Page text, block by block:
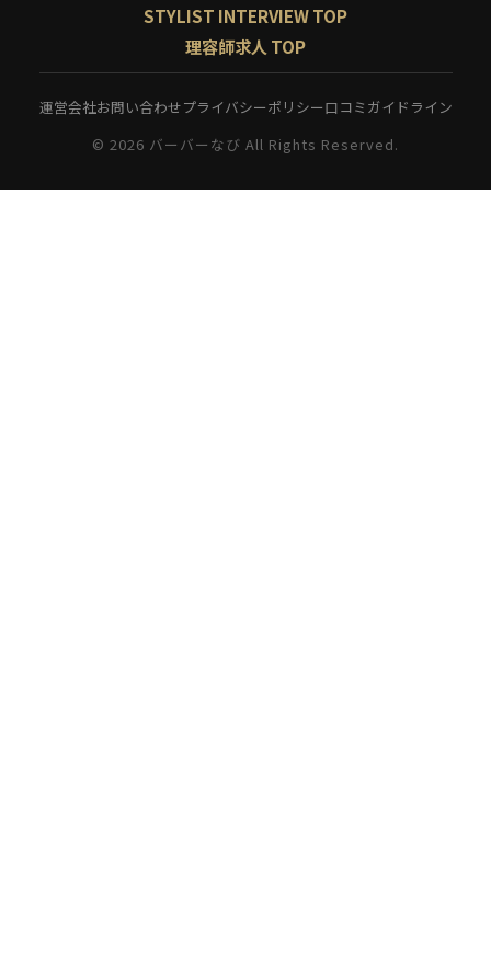
STYLIST INTERVIEW TOP
理容師求人 TOP
運営会社お問い合わせプライバシーポリシー口コミガイドライン
© 2026 バーバーなび All Rights Reserved.